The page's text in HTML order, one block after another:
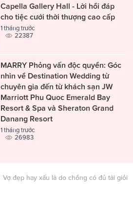
Capella Gallery Hall - Lời hồi đáp
cho tiệc cưới thời thượng cao cấp
1 tháng trước
22387
MARRY Phỏng vấn độc quyền: Góc
nhìn về Destination Wedding từ
chuyên gia đến từ khách sạn JW
Marriott Phu Quoc Emerald Bay
Resort & Spa và Sheraton Grand
Danang Resort
1 tháng trước
26983
Vợ đẹp hay xấu là do chồng có đủ tài giỏi